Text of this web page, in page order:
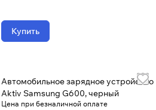
Купить
Автомобильное зарядное устройство
Aktiv Samsung G600, черный
Цена при безналичной оплате